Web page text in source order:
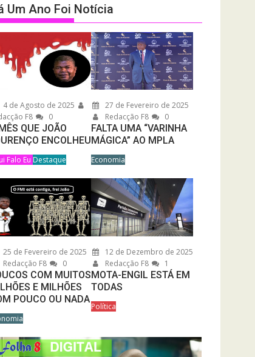
Um Ano Foi Notícia
4 de Agosto de 2025
F8
0
QUE JOÃO
ENCOLHEU
Falo Eu Destaque
27 de Fevereiro de 2025
Redacção F8
0
FALTA UMA “VARINHA
MÁGICA” AO MPLA
Economia
25 de Fevereiro de 2025
Redacção F8
0
COM MUITOS
E MILHÕES
POUCO OU NADA
12 de Dezembro de 2025
Redacção F8
1
MOTA-ENGIL ESTÁ EM
TODAS
Política